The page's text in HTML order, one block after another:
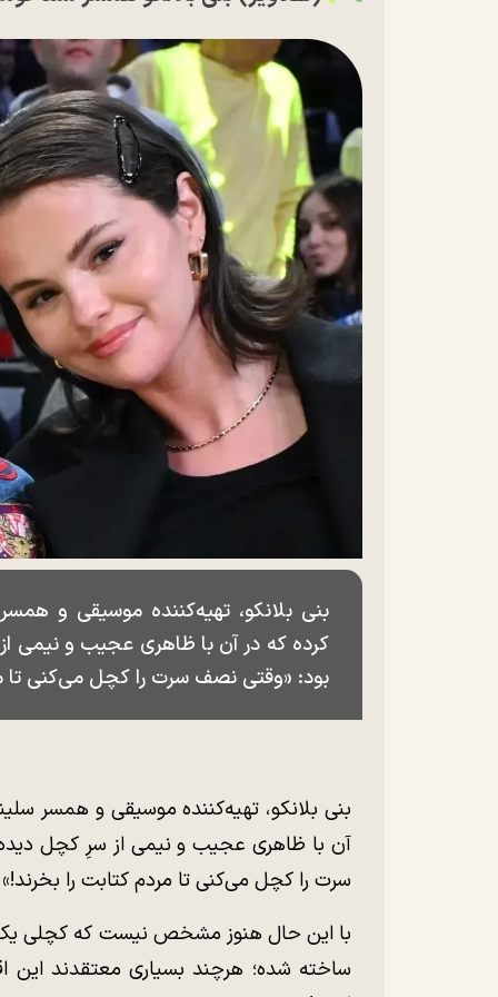
بنی بلانکو، تهیه‌کننده موسیقی و
کرده که در آن با ظاهری عجیب و نیمی
بود: «وقتی نصف سرت را کچل می‌کنی تا
بنی بلانکو، تهیه‌کننده موسیقی و همسر
آن با ظاهری عجیب و نیمی از سرِ کچل
سرت را کچل می‌کنی تا مردم کتابت را بخرند!»
با این حال هنوز مشخص نیست که کچلی یک
ساخته شده؛ هرچند بسیاری معتقدند این